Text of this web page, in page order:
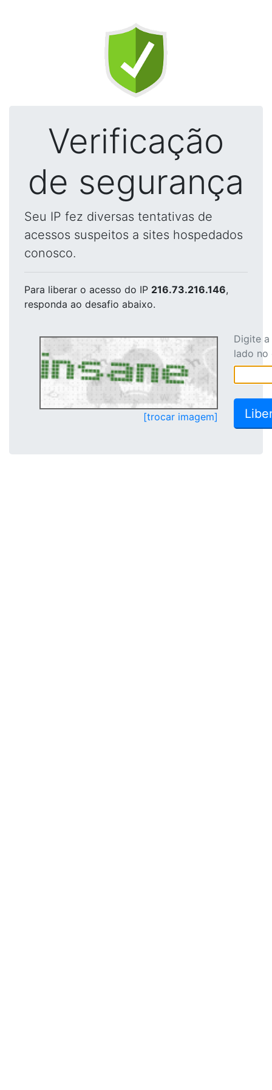
Verificação
de segurança
Seu IP fez diversas tentativas de
acessos suspeitos a sites hospedados
conosco.
Para liberar o acesso do IP 216.73.216.146,
responda ao desafio abaixo.
[trocar imagem]
Digite
lado no